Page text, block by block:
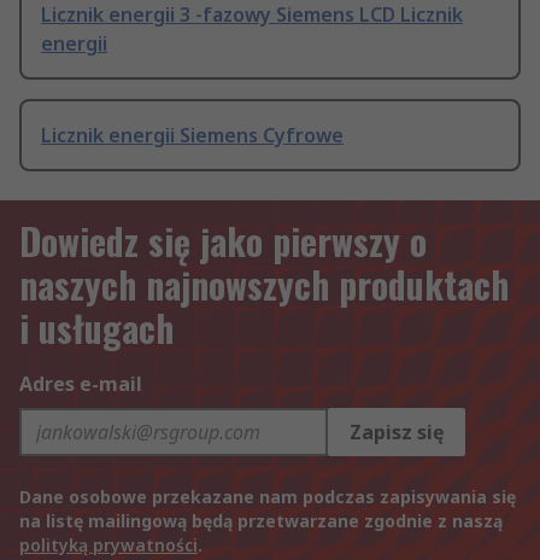
Licznik energii 3 -fazowy Siemens LCD Licznik
energii
Licznik energii Siemens Cyfrowe
Dowiedz się jako pierwszy o
naszych najnowszych produktach
i usługach
Adres e-mail
Zapisz się
Dane osobowe przekazane nam podczas zapisywania się
na listę mailingową będą przetwarzane zgodnie z naszą
polityką prywatności.